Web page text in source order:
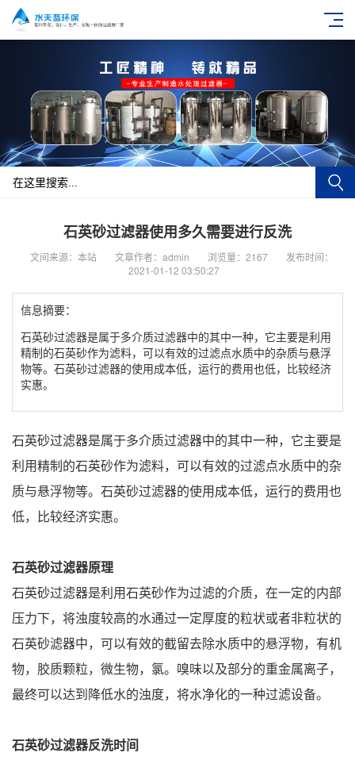
石英砂过滤器使用多久需要进行反洗
文间来源：本站 文章作者：admin 浏览量：2167
发布时间：
2021-01-12 03:50:27
信息摘要：
石英砂过滤器是属于多介质过滤器中的其中一种，它主要是利用
精制的石英砂作为滤料，可以有效的过滤点水质中的杂质与悬浮
物等。石英砂过滤器的使用成本低，运行的费用也低，比较经济
实惠。
石英砂过滤器是属于多介质过滤器中的其中一种，它主要是
利用精制的石英砂作为滤料，可以有效的过滤点水质中的杂
质与悬浮物等。石英砂过滤器的使用成本低，运行的费用也
低，比较经济实惠。
石英砂过滤器原理
石英砂过滤器是利用石英砂作为过滤的介质，在一定的内部
压力下，将浊度较高的水通过一定厚度的粒状或者非粒状的
石英砂滤器中，可以有效的截留去除水质中的悬浮物，有机
物，胶质颗粒，微生物，氯。嗅味以及部分的重金属离子，
最终可以达到降低水的浊度，将水净化的一种过滤设备。
石英砂过滤器反洗时间